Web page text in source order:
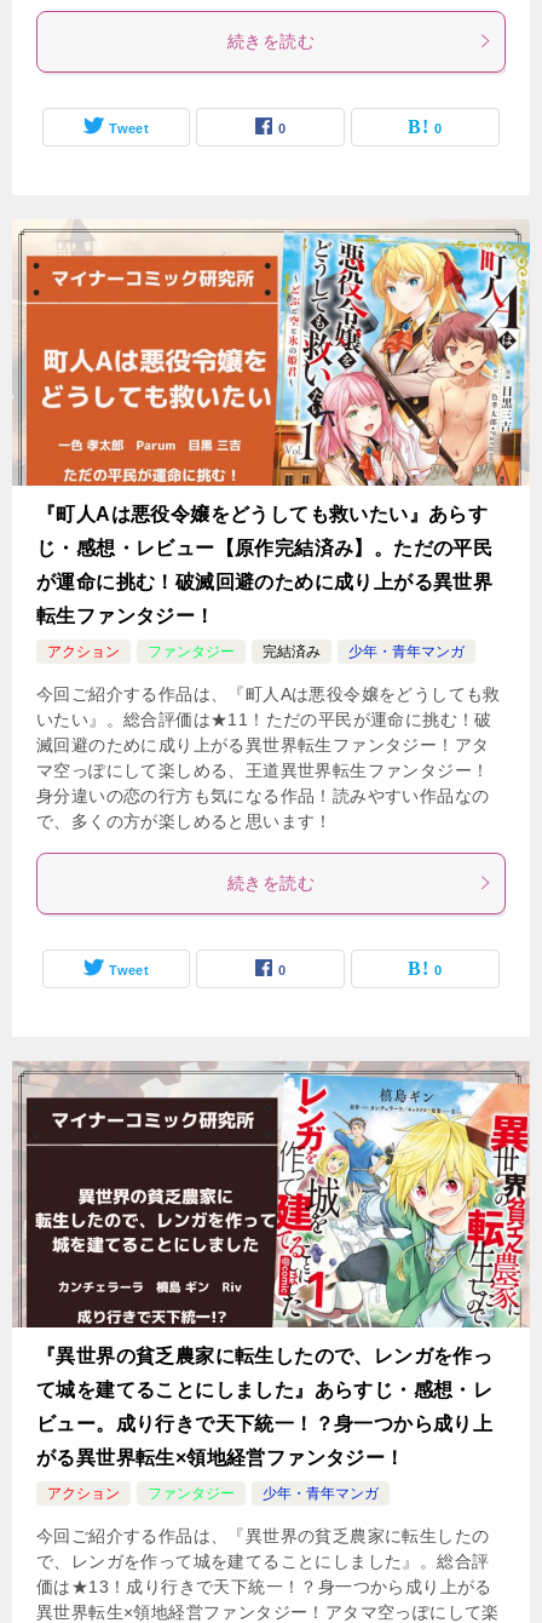
続きを読む
Tweet 0 0
『町人Aは悪役令嬢をどうしても救いたい』あらす
じ・感想・レビュー【原作完結済み】。ただの平民
が運命に挑む！破滅回避のために成り上がる異世界
転生ファンタジー！
アクション ファンタジー 完結済み 少年・青年マンガ
今回ご紹介する作品は、『町人Aは悪役令嬢をどうしても救
いたい』。総合評価は★11！ただの平民が運命に挑む！破
滅回避のために成り上がる異世界転生ファンタジー！アタ
マ空っぽにして楽しめる、王道異世界転生ファンタジー！
身分違いの恋の行方も気になる作品！読みやすい作品なの
で、多くの方が楽しめると思います！
続きを読む
Tweet 0 0
『異世界の貧乏農家に転生したので、レンガを作っ
て城を建てることにしました』あらすじ・感想・レ
ビュー。成り行きで天下統一！？身一つから成り上
がる異世界転生×領地経営ファンタジー！
アクション ファンタジー 少年・青年マンガ
今回ご紹介する作品は、『異世界の貧乏農家に転生したの
で、レンガを作って城を建てることにしました』。総合評
価は★13！成り行きで天下統一！？身一つから成り上がる
異世界転生×領地経営ファンタジー！アタマ空っぽにして楽